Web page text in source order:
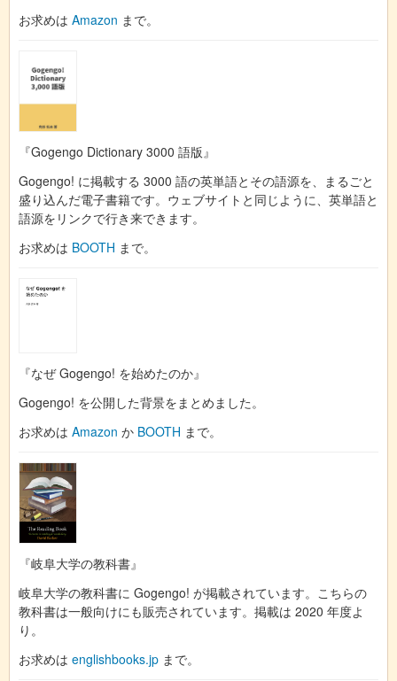
お求めは Amazon まで。
『Gogengo Dictionary 3000 語版』
Gogengo! に掲載する 3000 語の英単語とその語源を、まるごと
盛り込んだ電子書籍です。ウェブサイトと同じように、英単語と
語源をリンクで行き来できます。
お求めは BOOTH まで。
『なぜ Gogengo! を始めたのか』
Gogengo! を公開した背景をまとめました。
お求めは Amazon か BOOTH まで。
『岐阜大学の教科書』
岐阜大学の教科書に Gogengo! が掲載されています。こちらの
教科書は一般向けにも販売されています。掲載は 2020 年度よ
り。
お求めは englishbooks.jp まで。